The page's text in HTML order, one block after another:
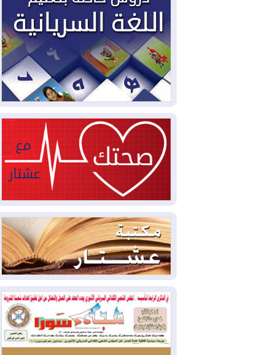
2026-08-06مئات القاصرين بلا مأوى.. أزمة
سبتة تتصاعد وتضغط على مدريد
2026-08-05
لمدة عام.. بدء توريد 100
مليون قدم مكعب يومياً من غاز كورمور في
إقليم كوردستان إلى وزارة الكهرباء العراقية
2026-08-05
15كارثة بيئية ومناخية ترسم
ملامح أخطر التحديات التي تواجه العراق
اليوم
2026-08-05
حرائق فرنسا.. توقيف 402
شخص بينهم 156 قاصرا منذ بداية موسم
2026-08-04سومو: إنتاج النفط في إقليم
كوردستان انخفض إلى أقل من 10%
2026-08-04ملفات حقبة الكاظمي تعود إلى
الواجهة.. أنباء عن مراجعات قضائية
وتحقيقات أوسع في قضايا فساد
2026-08-04
بيترو يشكو تزوير الانتخابات
الرئاسية ويحذر من "حرب أهلية" في
كولومبيا